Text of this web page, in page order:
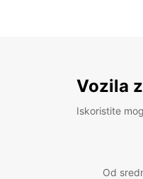
Vozila
Iskoristite
Od